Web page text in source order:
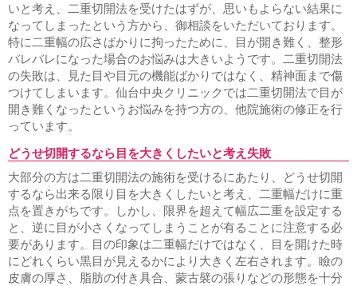
いと考え、二重切開法を受けたはずが、思いもよらない結果に
なってしまったという方から、御相談をいただいております。
特に二重幅の広さばかりに拘ったために、目が開き難く、整形
バレバレになった場合のお悩みは大きいようです。二重切開法
の失敗は、見た目や目元の機能ばかりではなく、精神面まで傷
つけてしまいます。仙台中央クリニックでは二重切開法で目が
開き難くなったというお悩みを持つ方の、他院施術の修正を行
っています。
どうせ切開するなら目を大きくしたいと考え失敗
大部分の方は二重切開法の施術を受けるにあたり、どうせ切開
するなら出来る限り目を大きくしたいと考え、二重幅だけに重
点を置きがちです。しかし、限界を超えて幅広二重を設定する
と、逆に目が小さくなってしまうことが有ることに注意する必
要があります。目の印象は二重幅だけではなく、目を開けた時
にどれくらい黒目が見えるかにより大きく左右されます。瞼の
皮膚の厚さ、脂肪の付き具合、蒙古襞の張りなどの形態を十分